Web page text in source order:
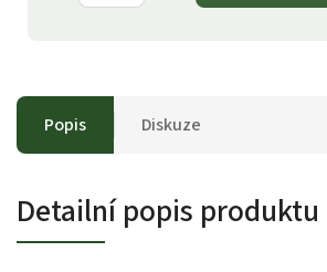
Popis Diskuze
Detailní popis produktu